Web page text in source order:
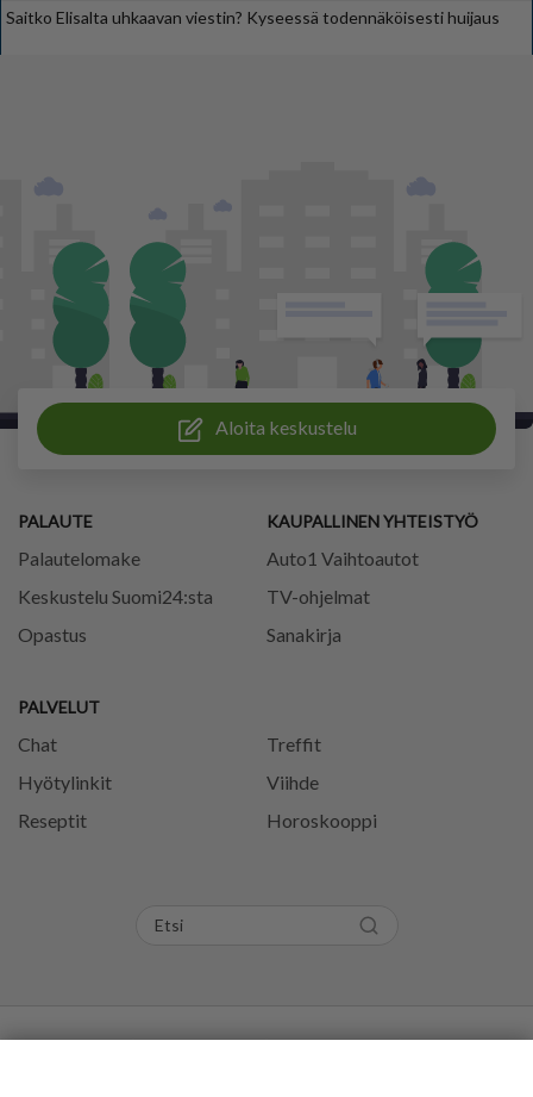
Saitko Elisalta uhkaavan viestin? Kyseessä todennäköisesti huijaus
Aloita keskustelu
PALAUTE
Palautelomake
Keskustelu Suomi24:sta
Opastus
PALVELUT
Chat
Treffit
Hyötylinkit
Viihde
Reseptit
Horoskooppi
KAUPALLINEN YHTEISTYÖ
Auto1 Vaihtoautot
TV-ohjelmat
Sanakirja